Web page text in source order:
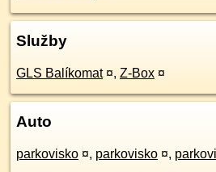
Služby
GLS Balíkomat ¤, Z-Box ¤
Auto
parkovisko ¤, parkovisko ¤,